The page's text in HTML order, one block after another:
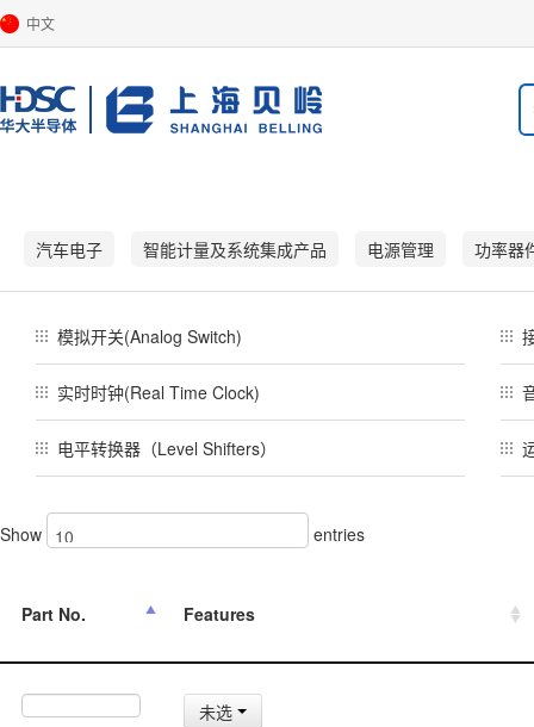
中文
汽车电子 智能计量及系统集成产品 电源管理 功率器
模拟开关(Analog Switch)
实时时钟(Real Time Clock)
电平转换器（Level Shifters）
Show entries
Part No. Features
未选